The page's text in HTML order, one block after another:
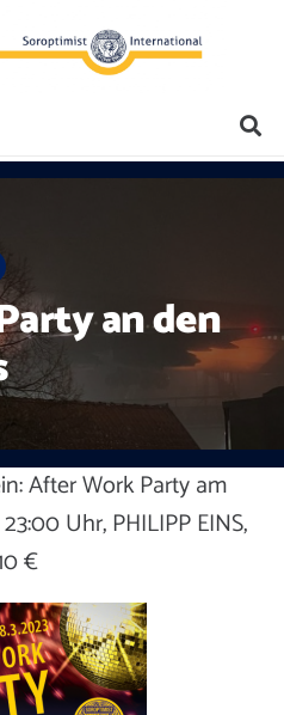
an den
After Work Party am
Uhr, PHILIPP EINS,
€